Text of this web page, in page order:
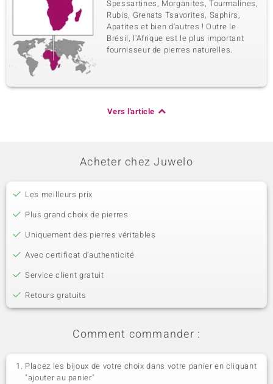
Spessartines, Morganites, Tourmalines,
Rubis, Grenats Tsavorites, Saphirs,
Apatites et bien d'autres ! Outre le
Brésil, l'Afrique est le plus important
fournisseur de pierres naturelles.
Vers l'article
Acheter chez Juwelo
Les meilleurs prix
Plus grand choix de pierres
Uniquement des pierres véritables
Avec certificat d’authenticité
Service client gratuit
Retours gratuits
Comment commander :
Placez les bijoux de votre choix dans votre panier en cliquant
"ajouter au panier"